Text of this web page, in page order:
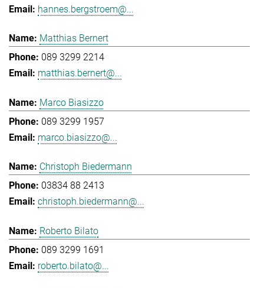
hannes.bergstroem@...
Matthias Bernert
089 3299 2214
matthias.bernert@...
Marco Biasizzo
089 3299 1957
marco.biasizzo@...
Christoph Biedermann
03834 88 2413
christoph.biedermann@...
Roberto Bilato
089 3299 1691
roberto.bilato@...